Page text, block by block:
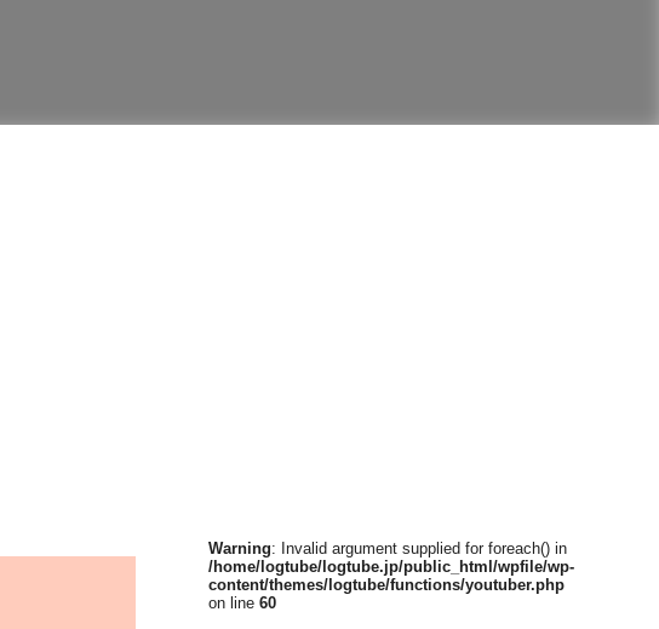
Warning: Invalid argument supplied for foreach() in
/home/logtube/logtube.jp/public_html/wpfile/wp-
content/themes/logtube/functions/youtuber.php
on line 60